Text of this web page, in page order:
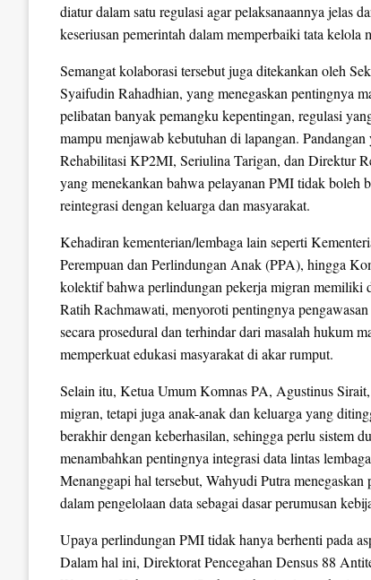
diatur dalam satu regulasi agar pelaksanaannya jelas
keseriusan pemerintah dalam memperbaiki tata kelola
Semangat kolaborasi tersebut juga ditekankan oleh
Syaifudin Rahadhian, yang menegaskan pentingnya
pelibatan banyak pemangku kepentingan, regulasi
mampu menjawab kebutuhan di lapangan.
Rehabilitasi KP2MI, Seriulina Tarigan, dan Direktur
yang menekankan bahwa pelayanan PMI tidak boleh
reintegrasi dengan keluarga dan masyarakat.
Kehadiran kementerian/lembaga lain seperti
Perempuan dan Perlindungan Anak (PPA), hingga
kolektif bahwa perlindungan pekerja migran
Ratih Rachmawati, menyoroti pentingnya
secara prosedural dan terhindar dari masalah hukum
memperkuat edukasi masyarakat di akar rumput.
Selain itu, Ketua Umum Komnas PA, Agustinus
migran, tetapi juga anak-anak dan keluarga yang
berakhir dengan keberhasilan, sehingga perlu sistem
menambahkan pentingnya integrasi data lintas
Menanggapi hal tersebut, Wahyudi Putra
dalam pengelolaan data sebagai dasar perumusan
Upaya perlindungan PMI tidak hanya berhenti pada
Dalam hal ini, Direktorat Pencegahan Densus 88